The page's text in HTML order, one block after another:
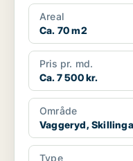
Areal
Ca. 70 m2
Pris pr. md.
Ca. 7 500 kr.
Område
Vaggeryd,
Type